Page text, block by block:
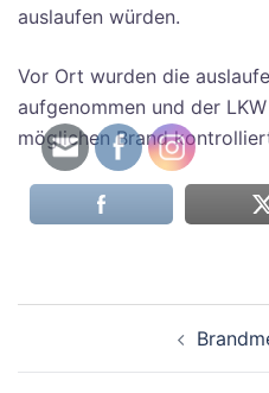
auslaufen würden.
Vor Ort wurden die
aufgenommen und der
möglichen Brand